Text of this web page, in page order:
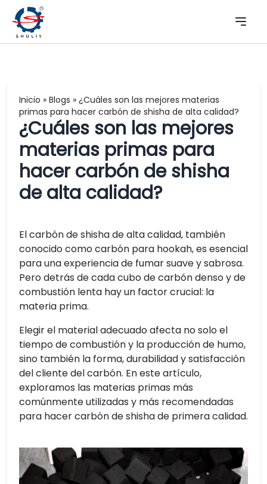
Inicio » Blogs » ¿Cuáles son las mejores materias
primas para hacer carbón de shisha de alta calidad?
¿Cuáles son las mejores
materias primas para
hacer carbón de shisha
de alta calidad?
El carbón de shisha de alta calidad, también
conocido como carbón para hookah, es esencial
para una experiencia de fumar suave y sabrosa.
Pero detrás de cada cubo de carbón denso y de
combustión lenta hay un factor crucial: la
materia prima.
Elegir el material adecuado afecta no solo el
tiempo de combustión y la producción de humo,
sino también la forma, durabilidad y satisfacción
del cliente del carbón. En este artículo,
exploramos las materias primas más
comúnmente utilizadas y más recomendadas
para hacer carbón de shisha de primera calidad.